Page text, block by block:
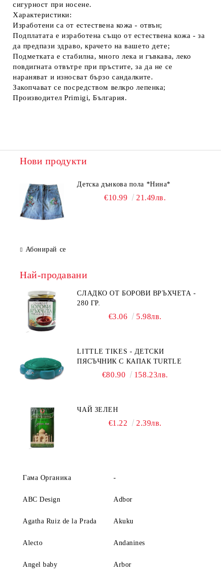
сигурност при носене.
Характеристики:
Изработени са от естествена кожа - отвън;
Подплатата е изработена също от естествена кожа - за
да предпази здраво, крачето на вашето дете;
Подметката е стабилна, много лека и гъвкава, леко
повдигната отвътре при пръстите, за да не се
нараняват и износват бързо сандалките.
Закопчават се посредством велкро лепенка;
Производител Primigi, България.
Нови продукти
Детска дънкова пола *Нина*
€10.99 21.49лв.
Абонирай се
Най-продавани
СЛАДКО ОТ БОРОВИ ВРЪХЧЕТА -
280 ГР.
€3.06 5.98лв.
LITTLE TIKES - ДЕТСКИ
ПЯСЪЧНИК С КАПАК TURTLE
€80.90 158.23лв.
ЧАЙ ЗЕЛЕН
€1.22 2.39лв.
Гама Органика -
ABC Design Adbor
Agatha Ruiz de la Prada Akuku
Alecto Andanines
Angel baby Arbor